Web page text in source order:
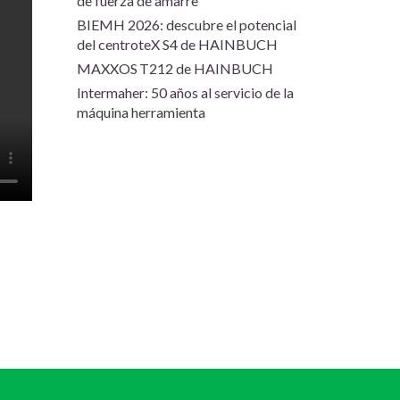
BIEMH 2026: descubre el potencial
del centroteX S4 de HAINBUCH
MAXXOS T212 de HAINBUCH
Intermaher: 50 años al servicio de la
máquina herramienta